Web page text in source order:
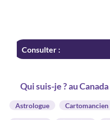
Consulter :
Qui suis-je ? au Canada
Astrologue Cartomancien